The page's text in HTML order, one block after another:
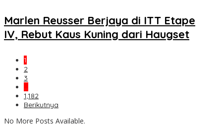
Marlen Reusser Berjaya di ITT Etape
IV, Rebut Kaus Kuning dari Haugset
1
2
3
…
1,182
Berikutnya
No More Posts Available.